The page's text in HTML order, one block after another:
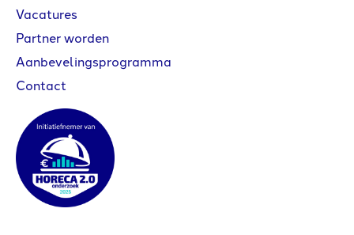
Vacatures
Partner worden
Aanbevelingsprogramma
Contact